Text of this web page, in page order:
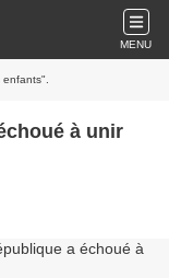
MENU
à unir